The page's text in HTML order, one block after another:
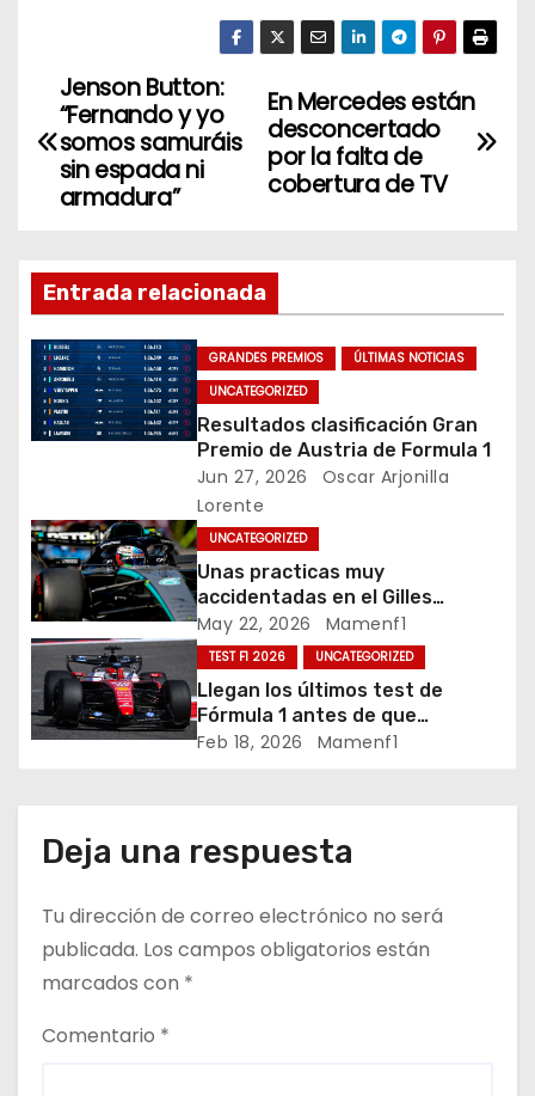
er e
b
o
o
e
dI
n
N
a
g
a
c
i
n
d
e
e
n
r
a
d
a
s
En Mercedes están
desconcertado
por la falta de
cobertura de TV
Jenson Button:
“Fernando y yo
somos samuráis
sin espada ni
armadura”
Entrada relacionada
GRANDES PREMIOS
ÚLTIMAS NOTICIAS
UNCATEGORIZED
Resultados clasificación Gran
Premio de Austria de Formula 1
Jun 27, 2026
Oscar Arjonilla
Lorente
UNCATEGORIZED
Unas practicas muy
accidentadas en el Gilles
Villeneuve deja a Fernando en
buena posición, ¿será real?… /
Crónica libes 1 GP Canadá
May 22, 2026 Mamenf1
TEST F1 2026 UNCATEGORIZED
Llegan los últimos test de
Fórmula 1 antes de que
comience la nueva temporada
Feb 18, 2026 Mamenf1
Deja una respuesta
Tu dirección de correo electrónico no será
publicada. Los campos obligatorios están
marcados con *
Comentario *